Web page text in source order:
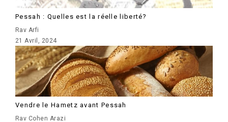
Pessah : Quelles est la réelle liberté?
Rav Arfi
21 Avril, 2024
Vendre le Hametz avant Pessah
Rav Cohen Arazi